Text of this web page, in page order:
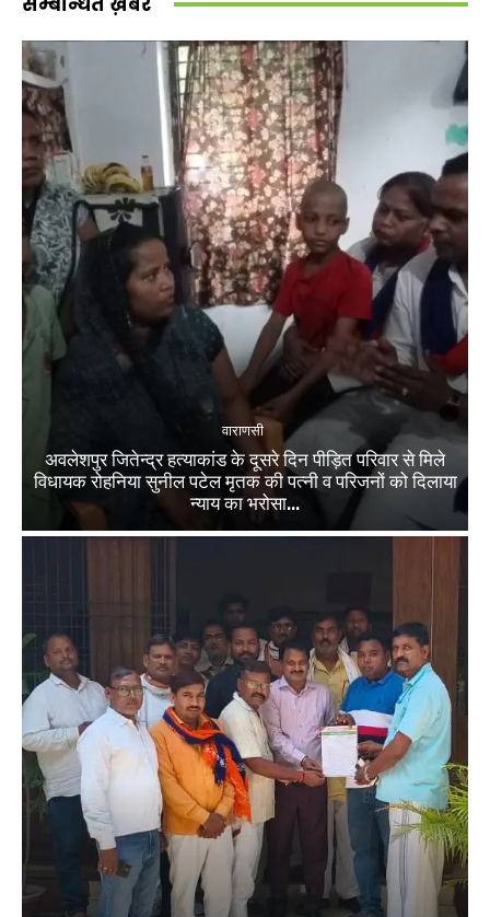
वाराणसी
अवलेशपुर जितेन्द्र हत्याकांड के दूसरे दिन पीड़ित परिवार से मिले
विधायक रोहनिया सुनील पटेल मृतक की पत्नी व परिजनों को दिलाया
न्याय का भरोसा...